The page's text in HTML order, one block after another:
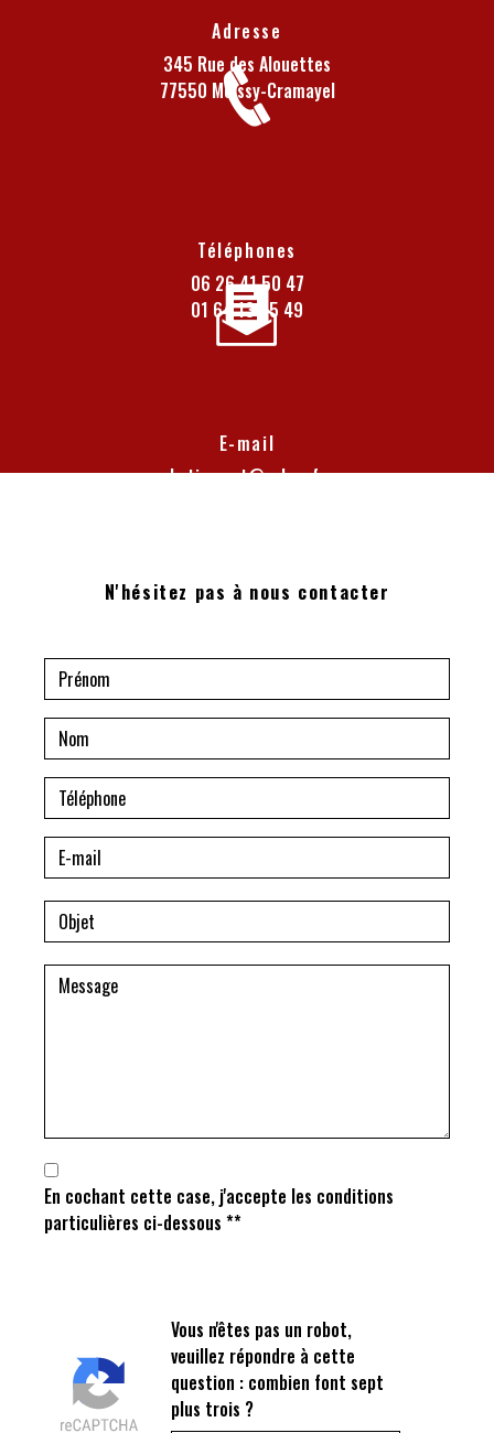
Adresse
345 Rue des Alouettes
77550 Moissy-Cramayel
Téléphones
06 26 41 50 47
01 64 13 05 49
E-mail
batiexpert@yahoo.fr
N'hésitez pas à nous contacter
En cochant cette case, j'accepte les conditions
particulières ci-dessous **
Vous n'êtes pas un robot,
veuillez répondre à cette
question : combien font sept
plus trois ?